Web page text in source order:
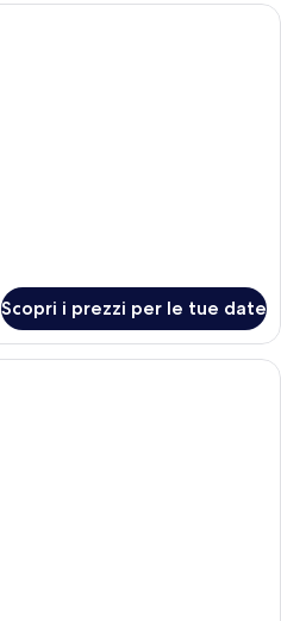
Una moderna camera d'albergo con
Scopri i prezzi per le tue date
Una camera d'albergo moderna